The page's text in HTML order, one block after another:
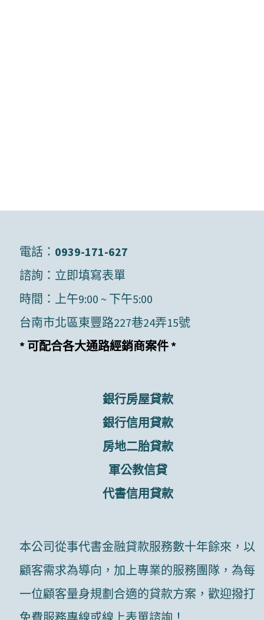
電話： 0939-171-627
諮詢： 立即填寫表單
時間：上午9:00 ~ 下午5:00
台南市北區東豐路227巷24弄15號
* 可配合各大通路經銷商案件 *
銀行房屋貸款
銀行信用貸款
房地二胎貸款
軍公教信貸
代書信用貸款
本公司從事代書金融貸款服務數十年餘來，以
顧客需求為導向，加上專業的服務團隊，為每
一位顧客量身規劃合適的貸款方案，歡迎撥打